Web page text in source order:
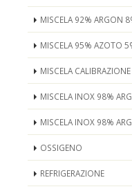
MISCELA 92% ARGON
MISCELA 95% AZOTO
MISCELA CALIBRAZIONE
MISCELA INOX 98%
MISCELA INOX 98%
OSSIGENO
REFRIGERAZIONE